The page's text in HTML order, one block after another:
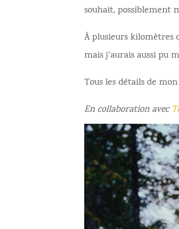
souhait, possiblement
À plusieurs kilomètres
mais j’aurais aussi pu
Tous les détails de
En collaboration avec